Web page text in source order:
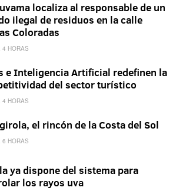
localiza al responsable de un
ilegal de residuos en la calle
Coloradas
4 HORAS
e Inteligencia Artificial redefinen la
del sector turístico
4 HORAS
el rincón de la Costa del Sol
6 HORAS
ya dispone del sistema para
los rayos uva